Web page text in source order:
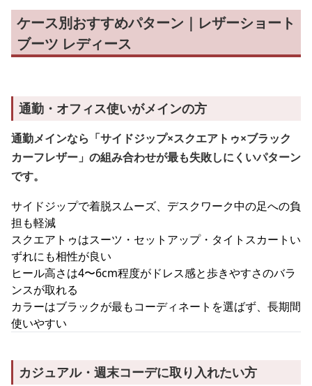
ケース別おすすめパターン｜レザーショート
ブーツ レディース
通勤・オフィス使いがメインの方
通勤メインなら「サイドジップ×スクエアトゥ×ブラック
カーフレザー」の組み合わせが最も失敗しにくいパターン
です。
サイドジップで着脱スムーズ、デスクワーク中の足への負
担も軽減
スクエアトゥはスーツ・セットアップ・タイトスカートい
ずれにも相性が良い
ヒール高さは4〜6cm程度がドレス感と歩きやすさのバラ
ンスが取れる
カラーはブラックが最もコーディネートを選ばず、長期間
使いやすい
カジュアル・週末コーデに取り入れたい方